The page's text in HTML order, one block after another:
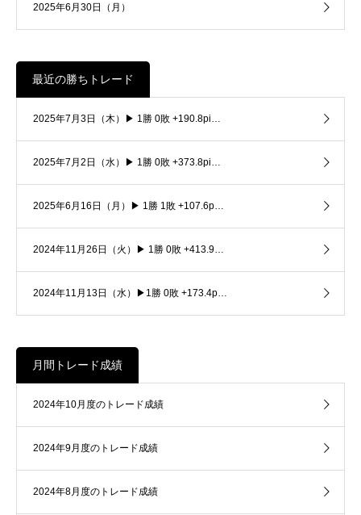
2025年6月30日（月）
最近の勝ちトレード
2025年7月3日（木）▶ 1勝 0敗 +190.8pi…
2025年7月2日（水）▶ 1勝 0敗 +373.8pi…
2025年6月16日（月）▶ 1勝 1敗 +107.6p…
2024年11月26日（火）▶ 1勝 0敗 +413.9…
2024年11月13日（水）▶1勝 0敗 +173.4p…
月間トレード成績
2024年10月度のトレード成績
2024年9月度のトレード成績
2024年8月度のトレード成績